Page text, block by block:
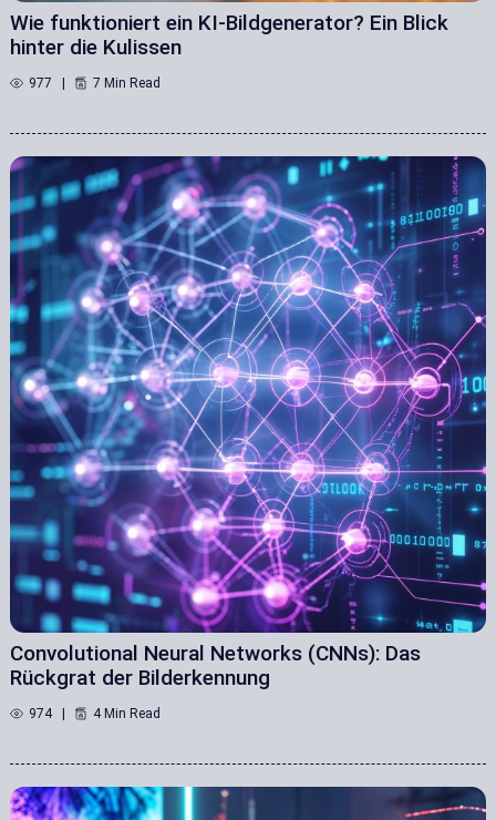
Wie funktioniert ein KI-Bildgenerator? Ein Blick
hinter die Kulissen
977 7 Min Read
Convolutional Neural Networks (CNNs): Das
Rückgrat der Bilderkennung
974 4 Min Read